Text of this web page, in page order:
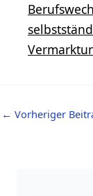
← Vorheriger